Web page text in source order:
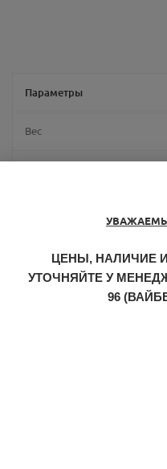
Параметры
Вес
Материал товара
Размер товара
Размер транспортной
ЦЕНЫ, НАЛИЧИЕ
УТОЧНЯЙТЕ У
96